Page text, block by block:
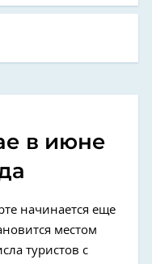
в июне
начинается еще
местом
туристов с